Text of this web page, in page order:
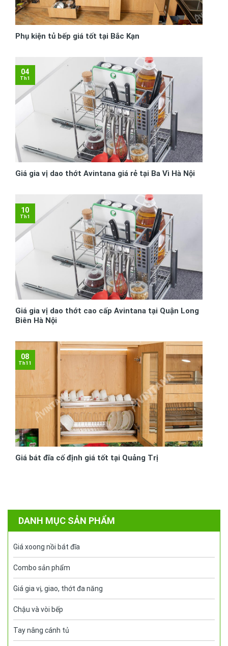
Phụ kiện tủ bếp giá tốt tại Bắc Kạn
Giá gia vị dao thớt Avintana giá rẻ tại Ba Vì Hà Nội
04
Th1
Giá gia vị dao thớt cao cấp Avintana tại Quận Long
Biên Hà Nội
10
Th1
Giá bát đĩa cố định giá tốt tại Quảng Trị
08
Th11
DANH MỤC SẢN PHẨM
Giá xoong nồi bát đĩa
Combo sản phẩm
Giá gia vị, giao, thớt đa năng
Chậu và vòi bếp
Tay nâng cánh tủ